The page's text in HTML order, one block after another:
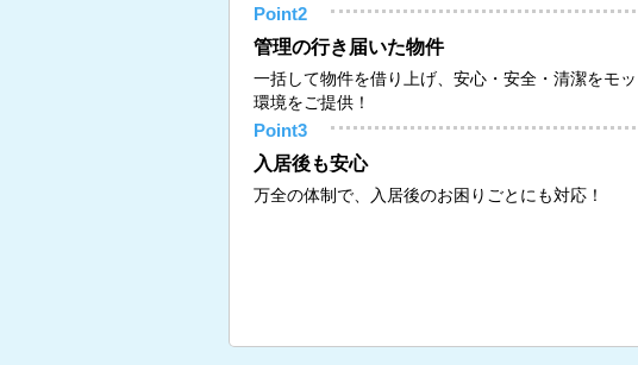
Point2
管理の行き届いた物件
一括して物件を借り上げ、安心・安全・清潔をモ
環境をご提供！
Point3
入居後も安心
万全の体制で、入居後のお困りごとにも対応！